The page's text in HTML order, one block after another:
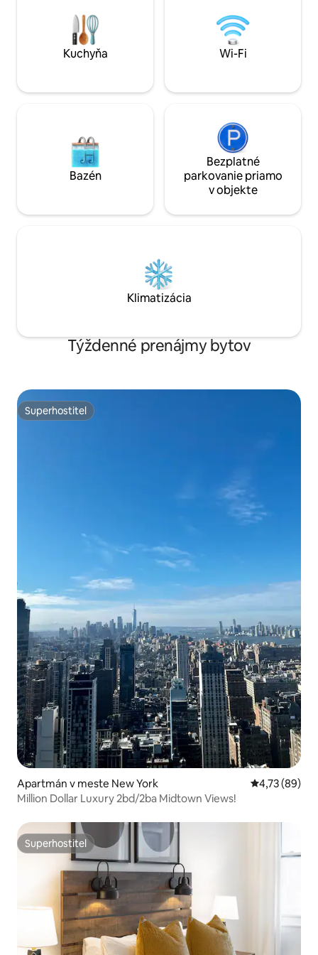
druhom poschodí bez výťahu s dvoma
schodiskami, čo nemusí vyhovovať
každému, ale mnohí hostia považujú
toto ubytovanie a jeho polohu za to
Midtownu. Radi
čímkoľvek, čo
Kuchyňa Wi-Fi
Bazén
Bezplatné
parkovanie priamo
v objekte
Klimatizácia
Týždenné prenájmy bytov
Superhostiteľ
Superhostiteľ
Apartmán v meste New York Priemerné
4,73 (89)
Million Dollar Luxury 2bd/2ba Midtown Views!
Superhostiteľ
Superhostiteľ